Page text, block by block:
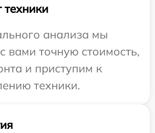
техники
анализа мы
вами точную стоимость,
и приступим к
техники.